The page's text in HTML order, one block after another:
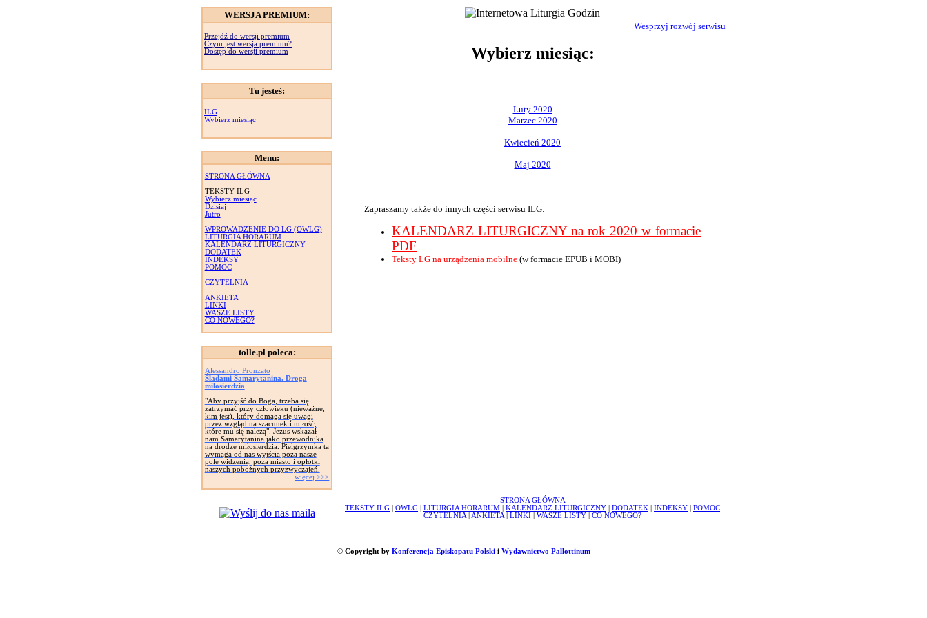
WERSJA PREMIUM:
Przejdź do wersji premium
Czym jest wersja premium?
Dostęp do wersji premium
Tu jesteś:
ILG
Wybierz miesiąc
Menu:
STRONA GŁÓWNA
TEKSTY ILG
Wybierz miesiąc
Dzisiaj
Jutro
WPROWADZENIE DO LG (OWLG)
LITURGIA HORARUM
KALENDARZ LITURGICZNY
DODATEK
INDEKSY
POMOC
CZYTELNIA
ANKIETA
LINKI
WASZE LISTY
CO NOWEGO?
tolle.pl poleca:
Alessandro Pronzato
Śladami Samarytanina. Droga
miłosierdzia
"Aby przyjść do Boga, trzeba się
zatrzymać przy człowieku (nieważne,
kim jest), który domaga się uwagi
przez wzgląd na szacunek i miłość,
które mu się należą". Jezus wskazał
nam Samarytanina jako przewodnika
na drodze miłosierdzia. Pielgrzymka ta
wymaga od nas wyjścia poza nasze
pole widzenia, poza miasto i opłotki
naszych pobożnych przyzwyczajeń.
więcej >>>
Wesprzyj rozwój serwisu
Wybierz miesiąc:
Luty 2020
Marzec 2020
Kwiecień 2020
Maj 2020
Zapraszamy także do innych części serwisu ILG:
KALENDARZ LITURGICZNY na rok 2020 w formacie
PDF
Teksty LG na urządzenia mobilne (w formacie EPUB i MOBI)
STRONA GŁÓWNA
TEKSTY ILG
OWLG LITURGIA HORARUM KALENDARZ LITURGICZNY DODATEK INDEKSY
POMOC
CZYTELNIA
ANKIETA LINKI WASZE LISTY CO NOWEGO?
© Copyright by Konferencja Episkopatu Polskii Wydawnictwo Pallottinum